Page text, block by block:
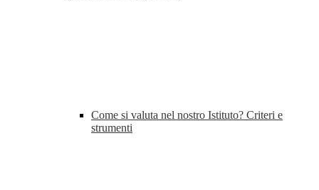
Come si valuta nel nostro Istituto? Criteri e
strumenti